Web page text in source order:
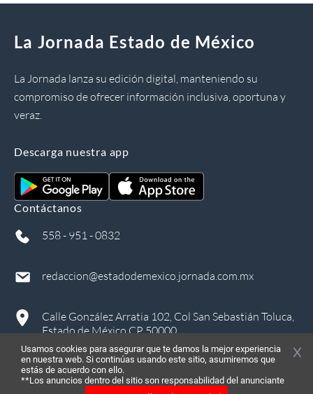
La Jornada Estado de México
La Jornada lanza su edición digital, manteniendo su
compromiso de ofrecer información inclusiva, oportuna y
veraz.
Descarga nuestra app
Contáctanos
558 - 951 - 0832
redaccion@estadodemexico.jornada.com.mx
Calle González Arratia 102, Col San Sebastián Toluca,
Estado de México CP 50000
Usamos cookies para asegurar que te damos la mejor experiencia
en nuestra web. Si continúas usando este sitio, asumiremos que
estás de acuerdo con ello.
**Los anuncios dentro del sitio son responsabilidad del anunciante